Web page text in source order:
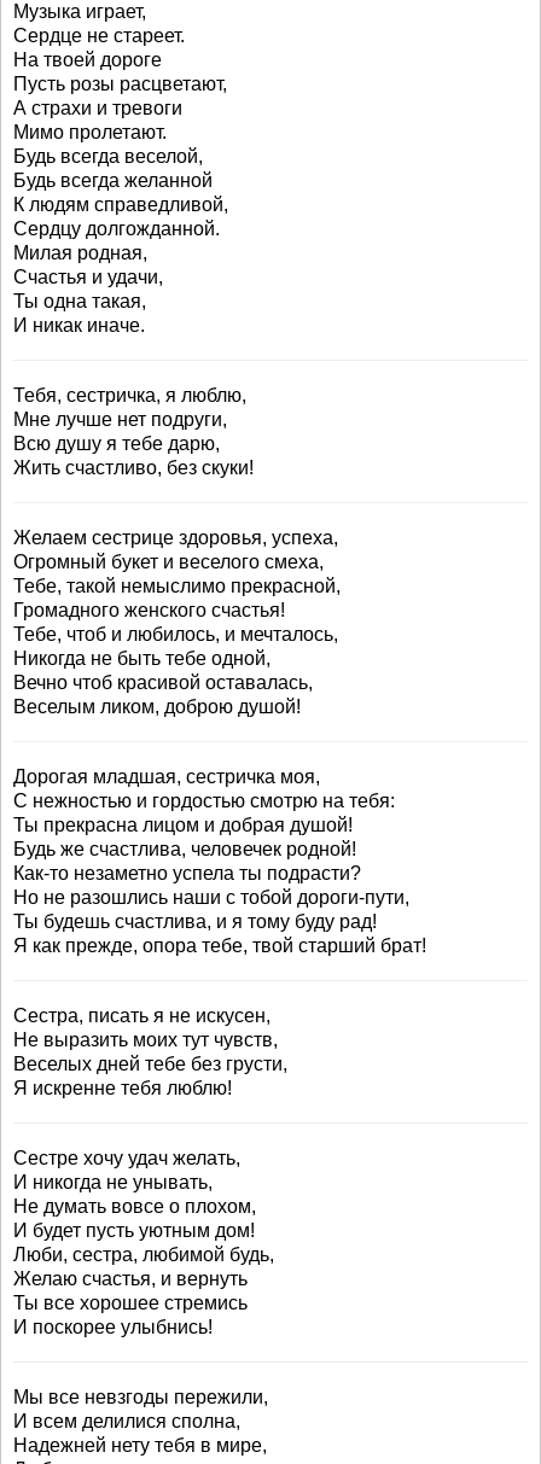
Музыка играет,
Сердце не стареет.
На твоей дороге
Пусть розы расцветают,
А страхи и тревоги
Мимо пролетают.
Будь всегда веселой,
Будь всегда желанной
К людям справедливой,
Сердцу долгожданной.
Милая родная,
Счастья и удачи,
Ты одна такая,
И никак иначе.
Тебя, сестричка, я люблю,
Мне лучше нет подруги,
Всю душу я тебе дарю,
Жить счастливо, без скуки!
Желаем сестрице здоровья, успеха,
Огромный букет и веселого смеха,
Тебе, такой немыслимо прекрасной,
Громадного женского счастья!
Тебе, чтоб и любилось, и мечталось,
Никогда не быть тебе одной,
Вечно чтоб красивой оставалась,
Веселым ликом, доброю душой!
Дорогая младшая, сестричка моя,
С нежностью и гордостью смотрю на тебя:
Ты прекрасна лицом и добрая душой!
Будь же счастлива, человечек родной!
Как-то незаметно успела ты подрасти?
Но не разошлись наши с тобой дороги-пути,
Ты будешь счастлива, и я тому буду рад!
Я как прежде, опора тебе, твой старший брат!
Сестра, писать я не искусен,
Не выразить моих тут чувств,
Веселых дней тебе без грусти,
Я искренне тебя люблю!
Сестре хочу удач желать,
И никогда не унывать,
Не думать вовсе о плохом,
И будет пусть уютным дом!
Люби, сестра, любимой будь,
Желаю счастья, и вернуть
Ты все хорошее стремись
И поскорее улыбнись!
Мы все невзгоды пережили,
И всем делилися сполна,
Надежней нету тебя в мире,